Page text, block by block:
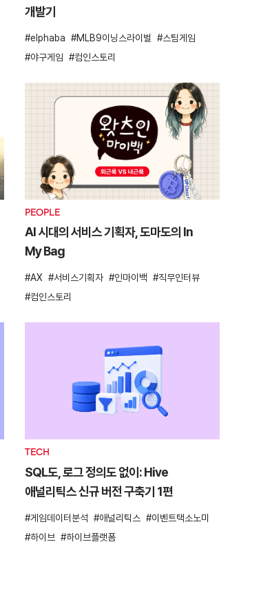
개발기
elphaba MLB9이닝스라이벌
스팀게임
야구게임
컴인스토리
PEOPLE
AI 시대의 서비스 기획자, 도마도의 In
My Bag
AX 서비스기획자 인마이백
직무인터뷰
컴인스토리
TECH
SQL도, 로그 정의도 없이: Hive
애널리틱스 신규 버전 구축기 1편
게임데이터분석 애널리틱스
이벤트택소노미
하이브
하이브플랫폼